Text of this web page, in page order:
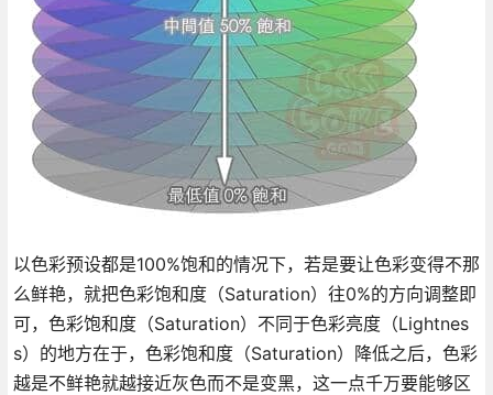
以色彩预设都是100%饱和的情况下，若是要让色彩变得不那
么鲜艳，就把色彩饱和度（Saturation）往0%的方向调整即
可，色彩饱和度（Saturation）不同于色彩亮度（Lightnes
s）的地方在于，色彩饱和度（Saturation）降低之后，色彩
越是不鲜艳就越接近灰色而不是变黑，这一点千万要能够区